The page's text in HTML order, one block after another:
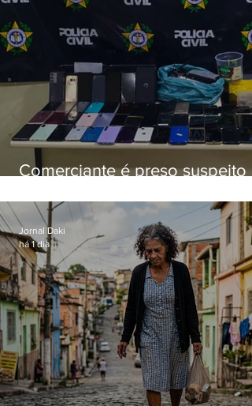
Comerciante é preso suspeito
loja
Jornal Daki
há 1 dia